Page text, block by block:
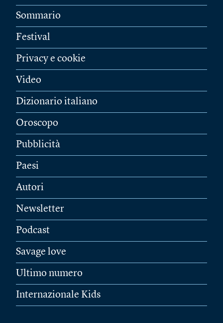
Sommario
Festival
Privacy e cookie
Video
Dizionario italiano
Oroscopo
Pubblicità
Paesi
Autori
Newsletter
Podcast
Savage love
Ultimo numero
Internazionale Kids